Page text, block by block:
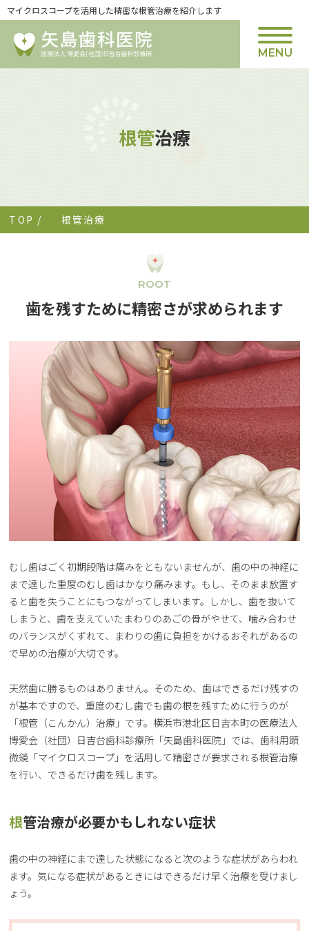
マイクロスコープを活用した精密な根管治療を紹介します
MENU
根管治療
TOP / 根管治療
ROOT
歯を残すために精密さが求められます
むし歯はごく初期段階は痛みをともないませんが、歯の中の神経に
まで達した重度のむし歯はかなり痛みます。もし、そのまま放置す
ると歯を失うことにもつながってしまいます。しかし、歯を抜いて
しまうと、歯を支えていたまわりのあごの骨がやせて、噛み合わせ
のバランスがくずれて、まわりの歯に負担をかけるおそれがあるの
で早めの治療が大切です。
天然歯に勝るものはありません。そのため、歯はできるだけ残すの
が基本ですので、重度のむし歯でも歯の根を残すために行うのが
「根管（こんかん）治療」です。横浜市港北区日吉本町の医療法人
博愛会（社団）日吉台歯科診療所「矢島歯科医院」では、歯科用顕
微鏡「マイクロスコープ」を活用して精密さが要求される根管治療
を行い、できるだけ歯を残します。
根管治療が必要かもしれない症状
歯の中の神経にまで達した状態になると次のような症状があらわれ
ます。気になる症状があるときにはできるだけ早く治療を受けまし
ょう。